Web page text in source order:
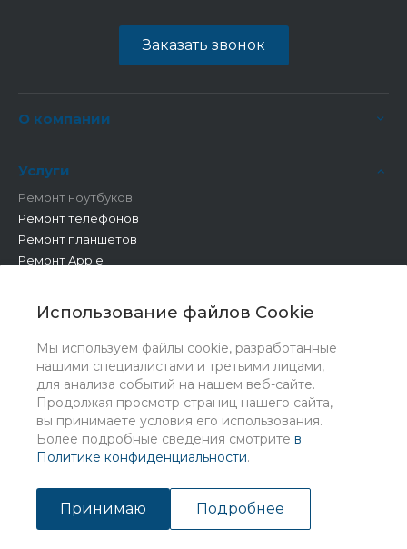
Использование файлов Cookie
Мы используем файлы cookie, разработанные
нашими специалистами и третьими лицами,
для анализа событий на нашем веб-сайте.
Продолжая просмотр страниц нашего сайта,
вы принимаете условия его использования.
Более подробные сведения смотрите в
Политике конфиденциальности.
Принимаю Подробнее
Заказать звонок
О компании
Услуги
Ремонт ноутбуков
Ремонт телефонов
Ремонт планшетов
Ремонт Apple